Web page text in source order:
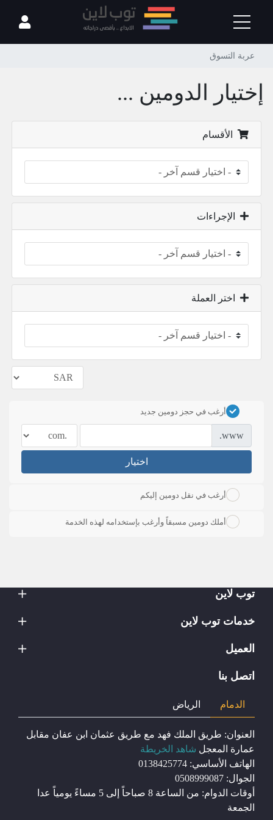
عربة التسوق
إختيار الدومين ...
الأقسام
الإجراءات
اختر العملة
أرغب في حجز دومين جديد
www.
اختيار
أرغب في نقل دومين إليكم
أملك دومين مسبقاً وأرغب بإستخدامه لهذه الخدمة
توب لاين
خدمات توب لاين
العميل
اتصل بنا
الدمام الرياض
العنوان: طريق الملك فهد مع طريق عثمان ابن عفان مقابل
عمارة المعجل شاهد الخريطة
الهاتف الأساسي: 0138425774
الجوال: 0508999087
أوقات الدوام: من الساعة 8 صباحاً إلى 5 مساءً يومياً عدا
الجمعة